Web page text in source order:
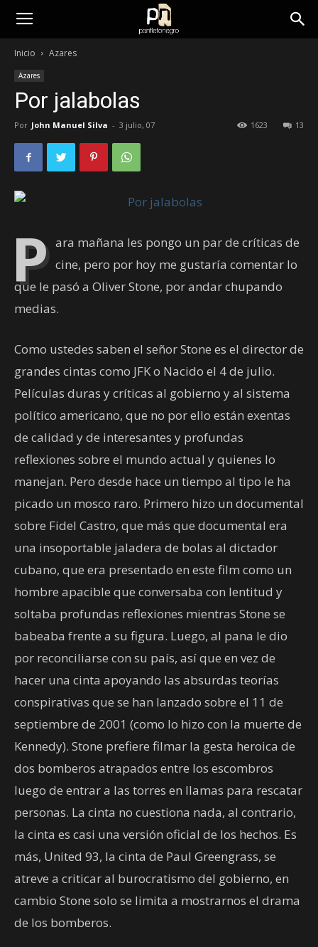
panfletonegro
Inicio Azares
Azares
Por jalabolas
Por John Manuel Silva - 3 julio, 07 13
1623
P ara mañana les pongo un par de críticas de
cine, pero por hoy me gustaría comentar lo
que le pasó a Oliver Stone, por andar chupando
medias.
Como ustedes saben el señor Stone es el director de
grandes cintas como JFK o Nacido el 4 de julio.
Películas duras y críticas al gobierno y al sistema
político americano, que no por ello están exentas
de calidad y de interesantes y profundas
reflexiones sobre el mundo actual y quienes lo
manejan. Pero desde hace un tiempo al tipo le ha
picado un mosco raro. Primero hizo un documental
sobre Fidel Castro, que más que documental era
una insoportable jaladera de bolas al dictador
cubano, que era presentado en este film como un
hombre apacible que conversaba con lentitud y
soltaba profundas reflexiones mientras Stone se
babeaba frente a su figura. Luego, al pana le dio
por reconciliarse con su país, así que en vez de
hacer una cinta apoyando las absurdas teorías
conspirativas que se han lanzado sobre el 11 de
septiembre de 2001 (como lo hizo con la muerte de
Kennedy). Stone prefiere filmar la gesta heroica de
dos bomberos atrapados entre los escombros
luego de entrar a las torres en llamas para rescatar
personas. La cinta no cuestiona nada, al contrario,
la cinta es casi una versión oficial de los hechos. Es
más, United 93, la cinta de Paul Greengrass, se
atreve a criticar al burocratismo del gobierno, en
cambio Stone solo se limita a mostrarnos el drama
de los bomberos.